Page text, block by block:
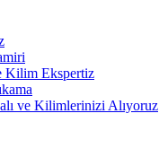
Kilim Ekspertiz
ve Kilimlerinizi Alıyoruz